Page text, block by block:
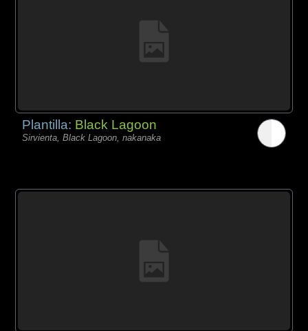
Plantilla: Black Lagoon
Sirvienta, Black Lagoon, nakanaka